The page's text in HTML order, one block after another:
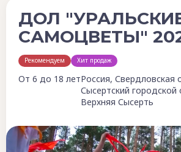
ДОЛ
САМОЦВЕТЫ"
Рекомендуем Хит продаж
От 6 до 18 летРоссия, Свердловская
Сысертский городской
Верхняя Сысерть